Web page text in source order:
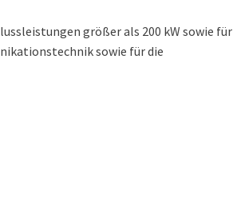
größer als 200 kW sowie für
sowie für die